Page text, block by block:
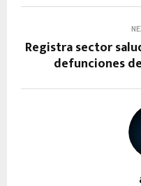
Registra sector
defunciones